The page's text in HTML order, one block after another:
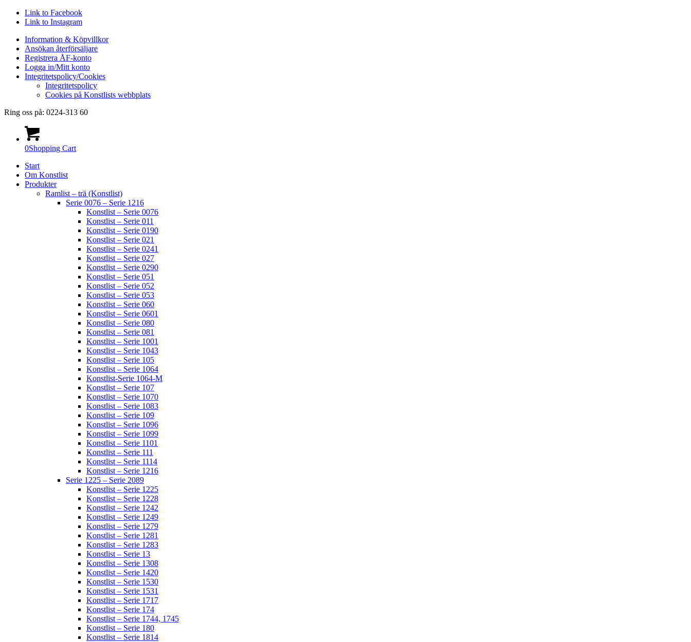
Link to Facebook
Link to Instagram
Information & Köpvillkor
Ansökan återförsäljare
Registrera ÅF-konto
Logga in/Mitt konto
Integritetspolicy/Cookies
Integritetspolicy
Cookies på Konstlists webbplats
Ring oss på: 0224-313 60
0Shopping Cart
Start
Om Konstlist
Produkter
Ramlist – trä (Konstlist)
Serie 0076 – Serie 1216
Konstlist – Serie 0076
Konstlist – Serie 011
Konstlist – Serie 0190
Konstlist – Serie 021
Konstlist – Serie 0241
Konstlist – Serie 027
Konstlist – Serie 0290
Konstlist – Serie 051
Konstlist – Serie 052
Konstlist – Serie 053
Konstlist – Serie 060
Konstlist – Serie 0601
Konstlist – Serie 080
Konstlist – Serie 081
Konstlist – Serie 1001
Konstlist – Serie 1043
Konstlist – Serie 105
Konstlist – Serie 1064
Konstlist-Serie 1064-M
Konstlist – Serie 107
Konstlist – Serie 1070
Konstlist – Serie 1083
Konstlist – Serie 109
Konstlist – Serie 1096
Konstlist – Serie 1099
Konstlist – Serie 1101
Konstlist – Serie 111
Konstlist – Serie 1114
Konstlist – Serie 1216
Serie 1225 – Serie 2089
Konstlist – Serie 1225
Konstlist – Serie 1228
Konstlist – Serie 1242
Konstlist – Serie 1249
Konstlist – Serie 1279
Konstlist – Serie 1281
Konstlist – Serie 1283
Konstlist – Serie 13
Konstlist – Serie 1308
Konstlist – Serie 1420
Konstlist – Serie 1530
Konstlist – Serie 1531
Konstlist – Serie 1717
Konstlist – Serie 174
Konstlist – Serie 1744, 1745
Konstlist – Serie 180
Konstlist – Serie 1814